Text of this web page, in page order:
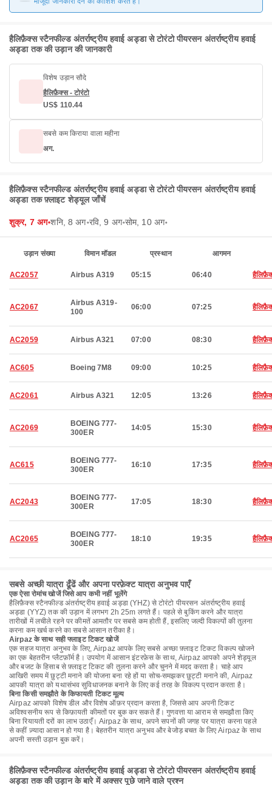
हैलिफ़ैक्स स्टैनफील्ड अंतर्राष्ट्रीय हवाई अड्डा से टोरंटो पीयरसन अंतर्राष्ट्रीय हवाई
अड्डा तक की उड़ान की जानकारी
विशेष उड़ान सौदे
हैलिफ़ैक्स - टोरंटो
US$ 110.44
सबसे कम किराया वाला महीना
अग.
हैलिफ़ैक्स स्टैनफील्ड अंतर्राष्ट्रीय हवाई अड्डा से टोरंटो पीयरसन अंतर्राष्ट्रीय हवाई
अड्डा तक फ़्लाइट शेड्यूल जाँचें
शुक्र, 7 अग॰शनि, 8 अग॰रवि, 9 अग॰सोम, 10 अग॰
उड़ान संख्या विमान मॉडल प्रस्थान आगमन
AC2057 Airbus A319 05:15 06:40
AC2067
Airbus A319-
100
06:00 07:25
AC2059 Airbus A321 07:00 08:30
AC605 Boeing 7M8 09:00 10:25
AC2061 Airbus A321 12:05 13:26
AC2069
BOEING 777-
300ER
14:05 15:30
AC615
BOEING 777-
300ER
16:10 17:35
AC2043
BOEING 777-
300ER
17:05 18:30
AC2065
BOEING 777-
300ER
18:10 19:35
सबसे अच्छी यात्रा ढूँढें और अपना परफ़ेक्ट यात्रा अनुभव पाएँ
एक ऐसा रोमांच खोजें जिसे आप कभी नहीं भूलेंगे
हैलिफ़ैक्स स्टैनफील्ड अंतर्राष्ट्रीय हवाई अड्डा (YHZ) से टोरंटो पीयरसन अंतर्राष्ट्रीय हवाई
अड्डा (YYZ) तक की उड़ान में लगभग 2h 25m लगते हैं। पहले से बुकिंग करने और यात्रा
तारीखों में लचीले रहने पर कीमतें आमतौर पर सबसे कम होती हैं, इसलिए जल्दी विकल्पों की तुलना
करना कम खर्च करने का सबसे आसान तरीका है।
Airpaz के साथ सही फ्लाइट टिकट खोजें
एक सहज यात्रा अनुभव के लिए, Airpaz आपके लिए सबसे अच्छा फ़्लाइट टिकट विकल्प खोजने
का एक बेहतरीन प्लैटफ़ॉर्म है। उपयोग में आसान इंटरफ़ेस के साथ, Airpaz आपको अपने शेड्यूल
और बजट के हिसाब से फ़्लाइट टिकट की तुलना करने और चुनने में मदद करता है। चाहे आप
आखिरी समय में छुट्टी मनाने की योजना बना रहे हों या सोच-समझकर छुट्टी मनाने की, Airpaz
आपकी यात्रा को यथासंभव सुविधाजनक बनाने के लिए कई तरह के विकल्प प्रदान करता है।
बिना किसी समझौते के किफायती टिकट मूल्य
Airpaz आपको विशेष डील और विशेष ऑफ़र प्रदान करता है, जिससे आप अपनी टिकट
अविश्वसनीय रूप से किफ़ायती कीमतों पर बुक कर सकते हैं। गुणवत्ता या आराम से समझौता किए
बिना रियायती दरों का लाभ उठाएँ। Airpaz के साथ, अपने सपनों की जगह पर यात्रा करना पहले
से कहीं ज़्यादा आसान हो गया है। बेहतरीन यात्रा अनुभव और बेजोड़ बचत के लिए Airpaz के साथ
अपनी सस्ती उड़ान बुक करें।
हैलिफ़ैक्स स्टैनफील्ड अंतर्राष्ट्रीय हवाई अड्डा से टोरंटो पीयरसन अंतर्राष्ट्रीय हवाई
अड्डा तक की उड़ान के बारे में अक्सर पूछे जाने वाले प्रश्न